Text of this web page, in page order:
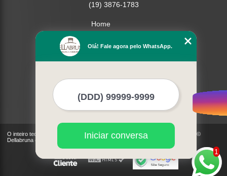
(19) 3876-1783
Home
Missão
Mais Serviços
O inteiro teor deste site está sujeito à proteção de direitos autorais. Copyright©
Dellabruna (Lei 9610 de 19/02/1998)
1
Olá! Fale agora pelo WhatsApp.
Iniciar conversa